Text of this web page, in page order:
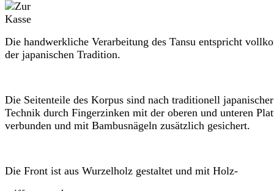
Die handwerkliche Verarbeitung des Tansu entspricht
der japanischen Tradition.
Die Seitenteile des Korpus sind nach traditionell japanischer
Technik durch Fingerzinken mit der oberen und unteren
verbunden und mit Bambusnägeln zusätzlich gesichert.
Die Front ist aus Wurzelholz gestaltet und mit Holz-